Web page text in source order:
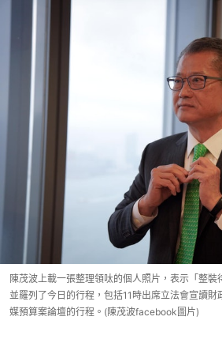
陳茂波上載一張整理領呔的個人照片，表示「整裝
並羅列了今日的行程，包括11時出席立法會宣讀
媒預算案論壇的行程。(陳茂波facebook圖片)